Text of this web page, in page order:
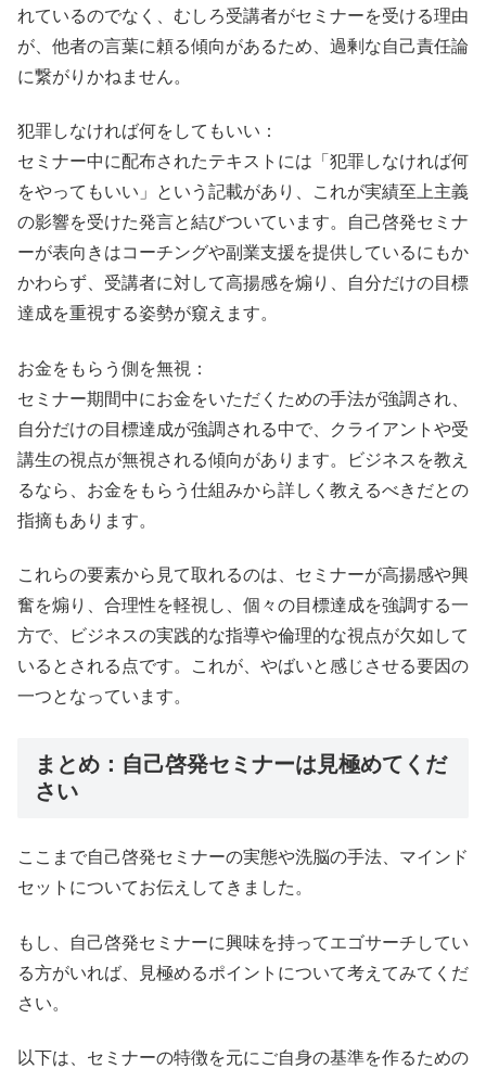
れているのでなく、むしろ受講者がセミナーを受ける理由
が、他者の言葉に頼る傾向があるため、過剰な自己責任論
に繋がりかねません。
犯罪しなければ何をしてもいい：
セミナー中に配布されたテキストには「犯罪しなければ何
をやってもいい」という記載があり、これが実績至上主義
の影響を受けた発言と結びついています。自己啓発セミナ
ーが表向きはコーチングや副業支援を提供しているにもか
かわらず、受講者に対して高揚感を煽り、自分だけの目標
達成を重視する姿勢が窺えます。
お金をもらう側を無視：
セミナー期間中にお金をいただくための手法が強調され、
自分だけの目標達成が強調される中で、クライアントや受
講生の視点が無視される傾向があります。ビジネスを教え
るなら、お金をもらう仕組みから詳しく教えるべきだとの
指摘もあります。
これらの要素から見て取れるのは、セミナーが高揚感や興
奮を煽り、合理性を軽視し、個々の目標達成を強調する一
方で、ビジネスの実践的な指導や倫理的な視点が欠如して
いるとされる点です。これが、やばいと感じさせる要因の
一つとなっています。
まとめ：自己啓発セミナーは見極めてくだ
さい
ここまで自己啓発セミナーの実態や洗脳の手法、マインド
セットについてお伝えしてきました。
もし、自己啓発セミナーに興味を持ってエゴサーチしてい
る方がいれば、見極めるポイントについて考えてみてくだ
さい。
以下は、セミナーの特徴を元にご自身の基準を作るための